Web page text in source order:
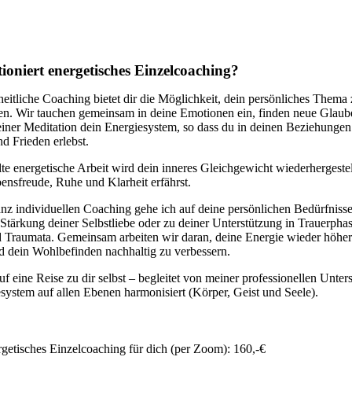
energetisches Einzelcoaching?
Coaching bietet dir die Möglichkeit, dein persönliches Thema
Wir tauchen gemeinsam in deine Emotionen ein, finden neue
Meditation dein Energiesystem, so dass du in deinen
Frieden erlebst.
energetische Arbeit wird dein inneres Gleichgewicht
Ruhe und Klarheit erfährst.
individuellen Coaching gehe ich auf deine persönlichen
deiner Selbstliebe oder zu deiner Unterstützung in
Traumata. Gemeinsam arbeiten wir daran, deine Energie wieder
dein Wohlbefinden nachhaltig zu verbessern.
eine Reise zu dir selbst – begleitet von meiner professionellen
auf allen Ebenen harmonisiert (Körper, Geist und Seele).
Einzelcoaching für dich (per Zoom): 160,-€